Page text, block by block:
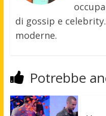
di gossip e
moderne.
Potrebbe